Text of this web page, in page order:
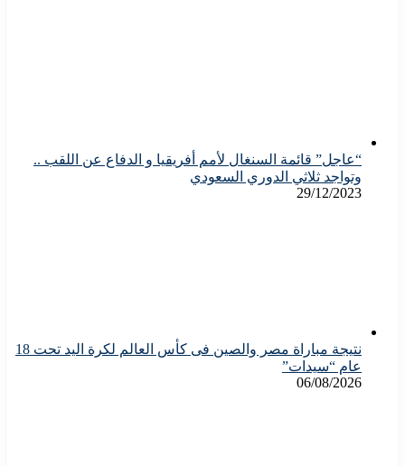
“عاجل” قائمة السنغال لأمم أفريقيا و الدفاع عن اللقب ..
وتواجد ثلاثي الدوري السعودي
29/12/2023
نتيجة مباراة مصر والصين فى كأس العالم لكرة اليد تحت 18
عام “سيدات”
06/08/2026